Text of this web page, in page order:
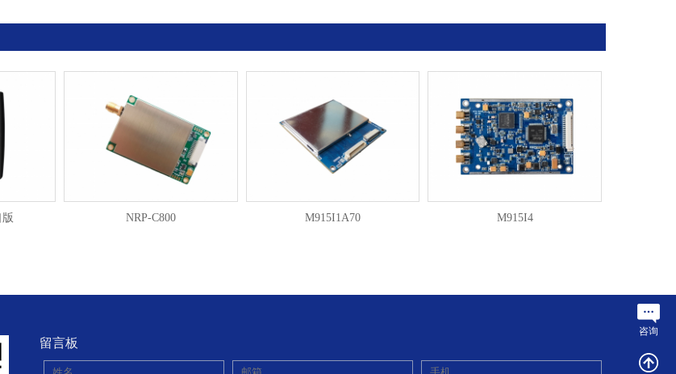
NRP-C800 M915I1A70 M915I4
留言板
咨询